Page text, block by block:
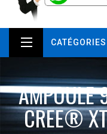
CATÉGORIES
AMPOULE
CREE®